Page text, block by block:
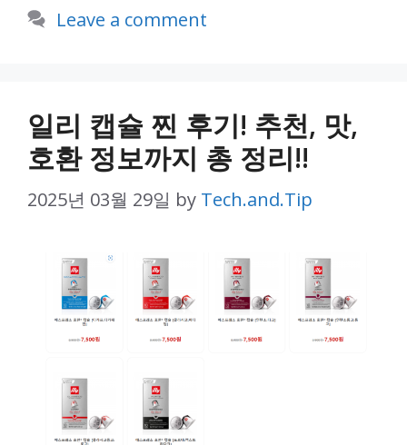
Leave a comment
일리 캡슐 찐 후기! 추천, 맛,
호환 정보까지 총 정리!!
2025년 03월 29일 by Tech.and.Tip